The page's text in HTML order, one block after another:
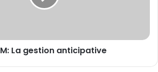
La gestion anticipative